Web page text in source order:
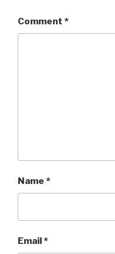
Comment *
Name *
Email*